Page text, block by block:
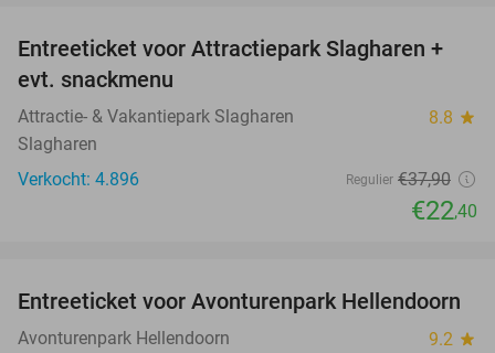
41%
Entreeticket voor Attractiepark Slagharen +
evt. snackmenu
Attractie- & Vakantiepark Slagharen 8.8 star
Slagharen
Verkocht: 4.896
Regulier €37,90
€22,40
41%
Entreeticket voor Avonturenpark Hellendoorn
Avonturenpark Hellendoorn 9.2 star